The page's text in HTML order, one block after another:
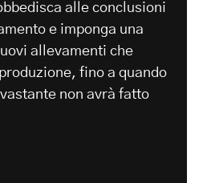
alle conclusioni
e imponga una
allevamenti che
fino a quando
non avrà fatto